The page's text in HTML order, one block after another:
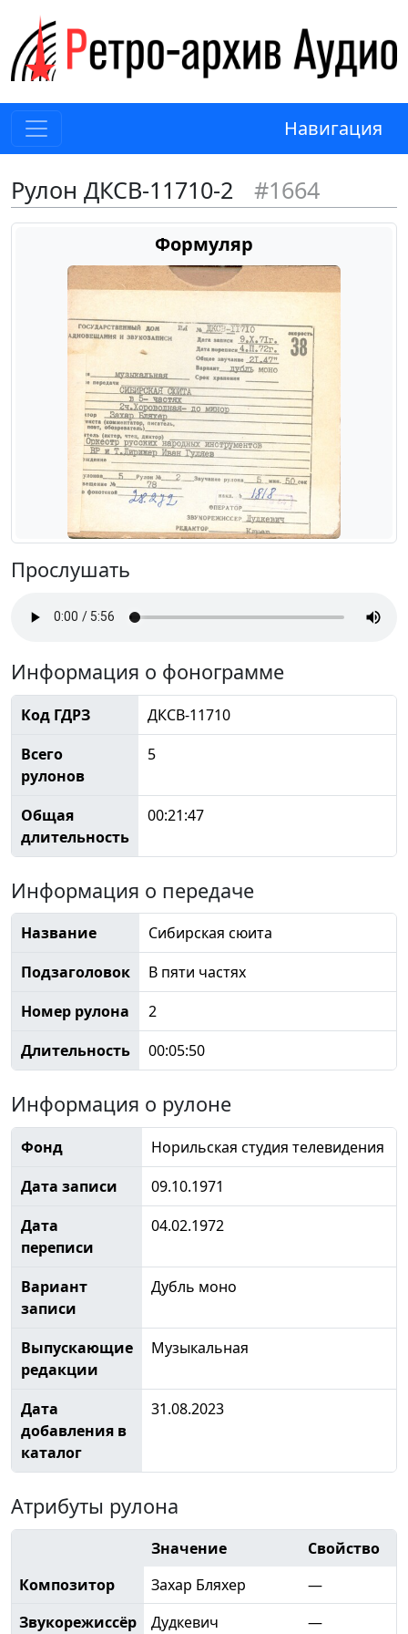
Навигация
Рулон ДКСВ-11710-2 #1664
Формуляр
Прослушать
Информация о фонограмме
Код ГДРЗ
ДКСВ-11710
Всего
рулонов
5
Общая
длительность
00:21:47
Информация о передаче
Название
Сибирская сюита
Подзаголовок
В пяти частях
Номер рулона
2
Длительность
00:05:50
Информация о рулоне
Фонд
Норильская студия телевидения
Дата записи
09.10.1971
Дата
переписи
04.02.1972
Вариант
записи
Дубль моно
Выпускающие
редакции
Музыкальная
Дата
добавления в
каталог
31.08.2023
Атрибуты рулона
Значение
Свойство
Композитор
Захар Бляхер
—
Звукорежиссёр
Дудкевич —